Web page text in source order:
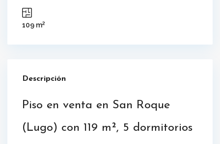
109 m2
Descripción
Piso en venta en San Roque
(Lugo) con 119 m², 5 dormitorios